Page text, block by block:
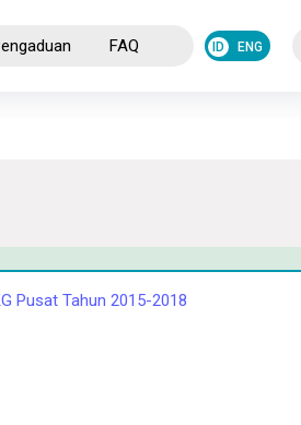
FAQ
Pusat Tahun 2015-2018